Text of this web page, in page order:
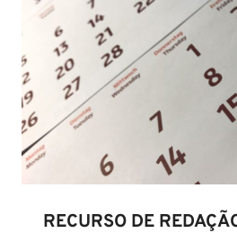
RECURSO DE